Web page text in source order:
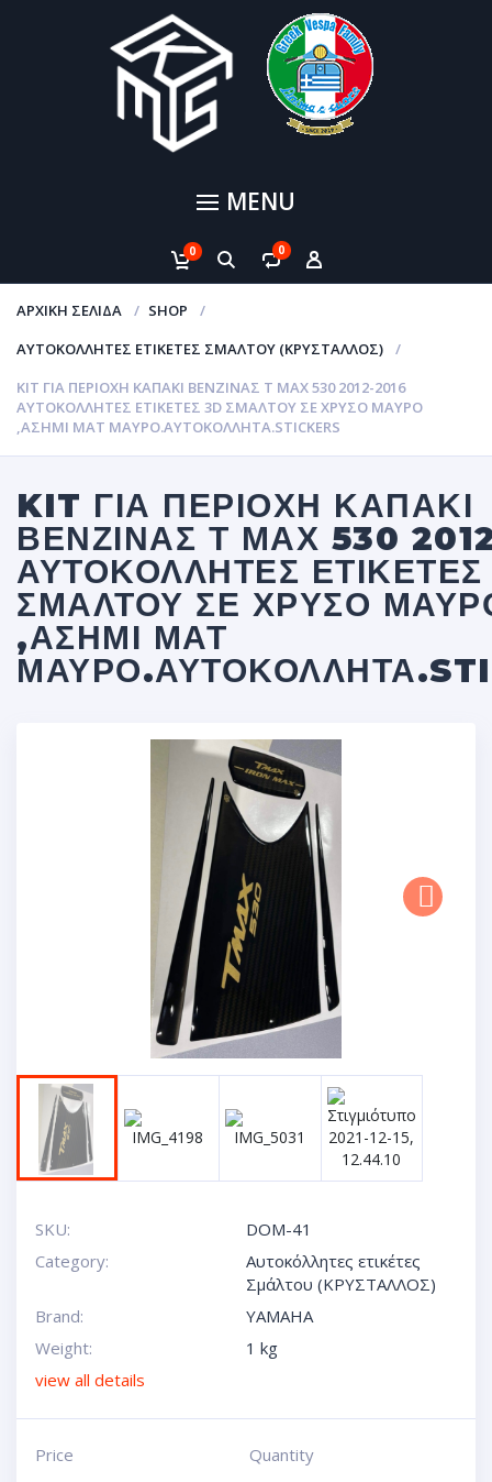
MENU
0 0
ΑΡΧΙΚΉ ΣΕΛΊΔΑ
SHOP
ΑΥΤΟΚΌΛΛΗΤΕΣ ΕΤΙΚΈΤΕΣ ΣΜΆΛΤΟΥ (ΚΡΥΣΤΑΛΛΟΣ)
KIT ΓΙΑ ΠΕΡΙΟΧΗ ΚΑΠΑΚΙ ΒΕΝΖΙΝΑΣ Τ ΜΑΧ 530 2012-2016
ΑΥΤΟΚΌΛΛΗΤΕΣ ΕΤΙΚΈΤΕΣ 3D ΣΜΆΛΤΟΥ ΣΕ ΧΡΥΣΟ ΜΑΥΡΟ
,ΑΣΗΜΙ ΜΑΤ ΜΑΥΡΟ.ΑΥΤΟΚΌΛΛΗΤΑ.STICKERS
KIT ΓΙΑ ΠΕΡΙΟΧΗ ΚΑΠΑΚΙ
ΒΕΝΖΙΝΑΣ Τ ΜΑΧ 530
ΑΥΤΟΚΌΛΛΗΤΕΣ ΕΤΙΚΈΤΕΣ
ΣΜΆΛΤΟΥ ΣΕ ΧΡΥΣΟ
,ΑΣΗΜΙ ΜΑΤ
SKU:
DOM-41
Category:
Αυτοκόλλητες ετικέτες
Σμάλτου (ΚΡΥΣΤΑΛΛΟΣ)
Brand:
YAMAHA
Weight:
1 kg
view all details
Price
Quantity